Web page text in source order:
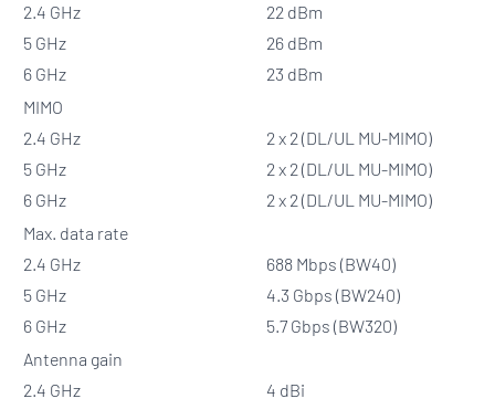
2.4 GHz
5 GHz
6 GHz
22 dBm
26 dBm
23 dBm
MIMO
2.4 GHz
5 GHz
6 GHz
2 x 2 (DL/UL MU-MIMO)
2 x 2 (DL/UL MU-MIMO)
2 x 2 (DL/UL MU-MIMO)
Max. data rate
2.4 GHz
5 GHz
6 GHz
688 Mbps (BW40)
4.3 Gbps (BW240)
5.7 Gbps (BW320)
Antenna gain
2.4 GHz
4 dBi